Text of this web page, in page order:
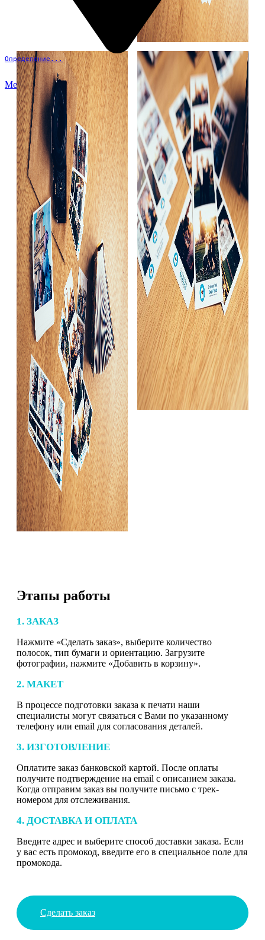
Определение...
Меню
Этапы работы
1. ЗАКАЗ
Нажмите «Сделать заказ», выберите количество
полосок, тип бумаги и ориентацию. Загрузите
фотографии, нажмите «Добавить в корзину».
2. МАКЕТ
В процессе подготовки заказа к печати наши
специалисты могут связаться с Вами по указанному
телефону или email для согласования деталей.
3. ИЗГОТОВЛЕНИЕ
Оплатите заказ банковской картой. После оплаты
получите подтверждение на email с описанием заказа.
Когда отправим заказ вы получите письмо с трек-
номером для отслеживания.
4. ДОСТАВКА И ОПЛАТА
Введите адрес и выберите способ доставки заказа. Если
у вас есть промокод, введите его в специальное поле для
промокода.
Сделать заказ